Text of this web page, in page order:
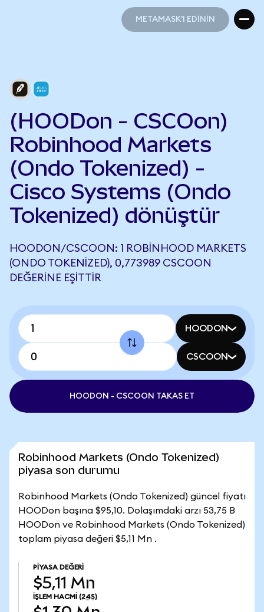
METAMASK'I EDİNİN
(HOODon - CSCOon)
Robinhood Markets
(Ondo Tokenized) -
Cisco Systems (Ondo
Tokenized) dönüştür
HOODON/CSCOON: 1 ROBINHOOD MARKETS
(ONDO TOKENIZED), 0,773989 CSCOON
DEĞERINE EŞITTIR
HOODON
CSCOON
HOODON - CSCOON TAKAS ET
Robinhood Markets (Ondo Tokenized)
piyasa son durumu
Robinhood Markets (Ondo Tokenized) güncel fiyatı
HOODon başına $95,10. Dolaşımdaki arzı 53,75 B
HOODon ve Robinhood Markets (Ondo Tokenized)
toplam piyasa değeri $5,11 Mn .
PIYASA DEĞERI
$5,11 Mn
İŞLEM HACMI (24S)